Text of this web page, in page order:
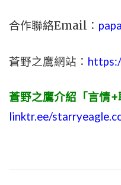
合作聯絡Email：
蒼野之鷹網站：
蒼野之鷹介紹「言情
linktr.ee/